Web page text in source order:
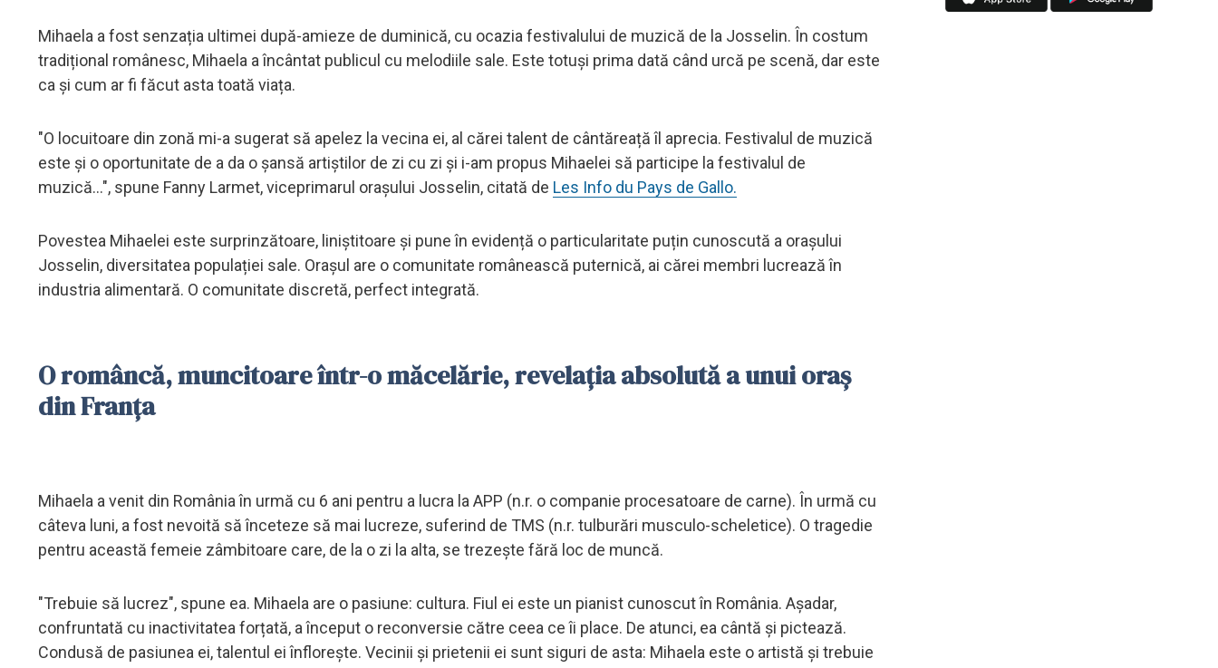
Mihaela a fost senzația ultimei după-amieze de duminică, cu ocazia festivalului de muzică de la Josselin. În costum
tradițional românesc, Mihaela a încântat publicul cu melodiile sale. Este totuși prima dată când urcă pe scenă, dar este
ca și cum ar fi făcut asta toată viața.
"O locuitoare din zonă mi-a sugerat să apelez la vecina ei, al cărei talent de cântăreață îl aprecia. Festivalul de muzică
este și o oportunitate de a da o șansă artiștilor de zi cu zi și i-am propus Mihaelei să participe la festivalul de
muzică...", spune Fanny Larmet, viceprimarul orașului Josselin, citată de Les Info du Pays de Gallo.
Povestea Mihaelei este surprinzătoare, liniștitoare și pune în evidență o particularitate puțin cunoscută a orașului
Josselin, diversitatea populației sale. Orașul are o comunitate românească puternică, ai cărei membri lucrează în
industria alimentară. O comunitate discretă, perfect integrată.
O româncă, muncitoare într-o măcelărie, revelația absolută a unui oraș
din Franța
Mihaela a venit din România în urmă cu 6 ani pentru a lucra la APP (n.r. o companie procesatoare de carne). În urmă cu
câteva luni, a fost nevoită să înceteze să mai lucreze, suferind de TMS (n.r. tulburări musculo-scheletice). O tragedie
pentru această femeie zâmbitoare care, de la o zi la alta, se trezește fără loc de muncă.
"Trebuie să lucrez", spune ea. Mihaela are o pasiune: cultura. Fiul ei este un pianist cunoscut în România. Așadar,
confruntată cu inactivitatea forțată, a început o reconversie către ceea ce îi place. De atunci, ea cântă și pictează.
Condusă de pasiunea ei, talentul ei înflorește. Vecinii și prietenii ei sunt siguri de asta: Mihaela este o artistă și trebuie